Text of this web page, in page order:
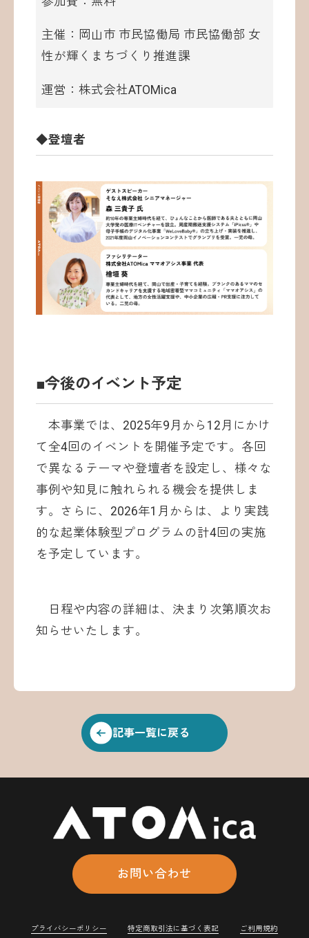
主催：岡山市 市民協働局 市民協働部 女
性が輝くまちづくり推進課
運営：株式会社ATOMica
◆登壇者
■今後のイベント予定
本事業では、2025年9月から12月にかけ
て全4回のイベントを開催予定です。各回
で異なるテーマや登壇者を設定し、様々な
事例や知見に触れられる機会を提供しま
す。さらに、2026年1月からは、より実践
的な起業体験型プログラムの計4回の実施
を予定しています。
日程や内容の詳細は、決まり次第順次お
知らせいたします。
記事一覧に戻る
お問い合わせ
プライバシーポリシー 特定商取引法に基づく表記 ご利用規約